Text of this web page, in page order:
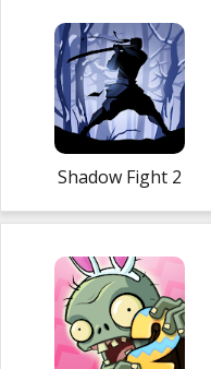
Shadow Fight 2